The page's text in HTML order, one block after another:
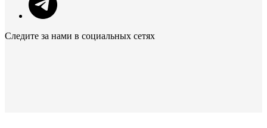
Следите за нами в социальных сетях